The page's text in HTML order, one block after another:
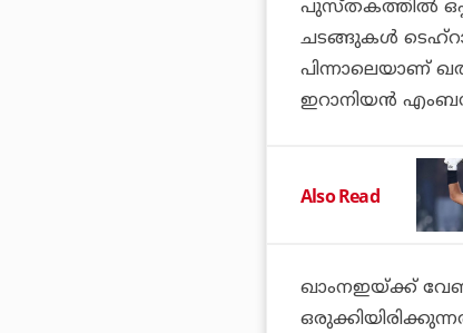
പുസ്തകത്തില്‍
ചടങ്ങുകള്‍
പിന്നാലെയാണ്
ഇറാനിയന്‍
Also Read
ഖാംനഇയ്ക്ക്